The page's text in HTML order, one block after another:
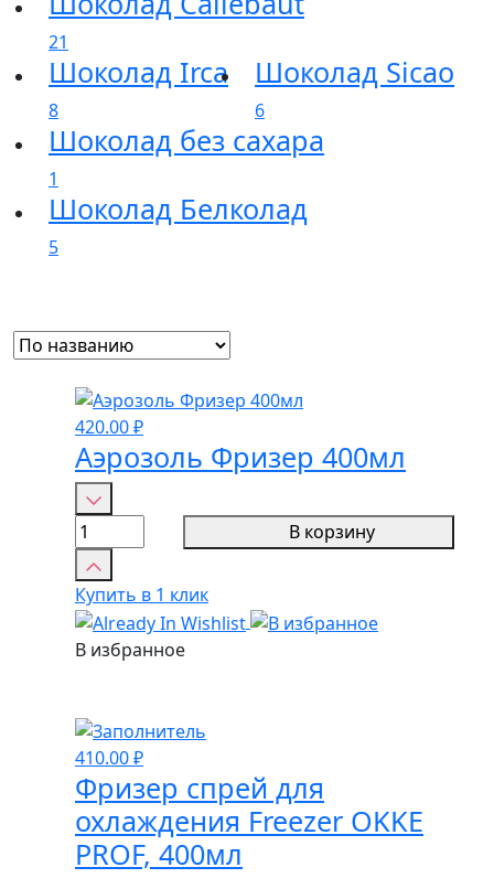
21
Шоколад Irca
8
Шоколад Sicao
6
Шоколад без сахара
1
Шоколад Белколад
5
420.00₽
Аэрозоль Фризер 400мл
товара
Аэрозоль
400мл
В корзину
Купить в 1 клик
В избранное
410.00₽
Фризер спрей для
охлаждения Freezer OKKE
PROF, 400мл